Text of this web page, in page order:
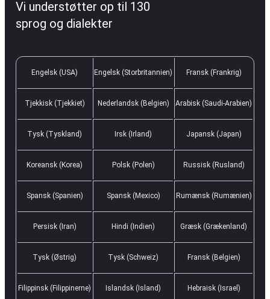
Vi understøtter op til 130
sprog og dialekter
Engelsk (USA) Engelsk (Storbritannien) Fransk (Frankrig)
Tjekkisk (Tjekkiet) Nederlandsk (Belgien) Arabisk (Saudi-Arabien)
Tysk (Tyskland) Irsk (Irland) Japansk (Japan)
Koreansk (Korea) Polsk (Polen) Russisk (Rusland)
Spansk (Spanien) Spansk (Mexico) Rumænsk (Rumænien)
Persisk (Iran) Hindi (Indien) Græsk (Grækenland)
Tysk (Østrig) Tysk (Schweiz) Fransk (Belgien)
Filippinsk (Filippinerne) Islandsk (Island) Hebraisk (Israel)